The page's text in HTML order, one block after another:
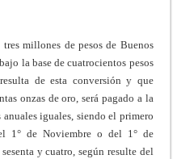
millones de pesos de Buenos
la base de cuatrocientos pesos
de esta conversión y que
onzas de oro, será pagado a la
iguales, siendo el primero
1° de Noviembre o del 1° de
y cuatro, según resulte del